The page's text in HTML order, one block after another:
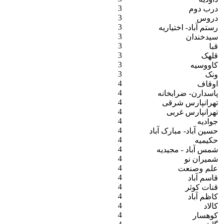
درب دوم
3
دروس
3
رستم آباد- اختیاریه
3
سیدخندان
3
قبا
3
قلهک
3
کاووسیه
3
ونک
3
اوقاف
4
پاسدارن- ضرابخانه
4
تهرانپارس شرقی
4
تهرانپارس غربی
4
جوادیه
4
حسین آباد- مبارک آباد
4
حکیمیه
4
شمس آباد - مجیدیه
4
شمیران نو
4
علم وصنعت
4
قاسم آباد
4
قنات کوثر
4
کاظم آباد
4
کالاد
4
کوهسار
4